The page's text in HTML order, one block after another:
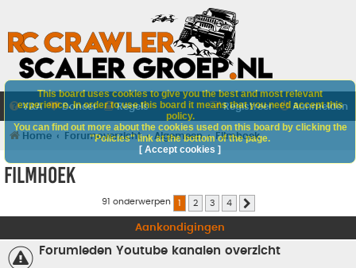
V&A Doneer Regels Aanmelden
Registreer
Home Forumoverzicht Algemeen Filmhoek
Filmhoek
91 onderwerpen 2 3 4
Aankondigingen
Forumleden Youtube kanalen overzicht
This board uses cookies to give you the best and most relevant
experience. In order to use this board it means that you need accept this
policy.
You can find out more about the cookies used on this board by clicking the
"Policies" link at the bottom of the page.
[ Accept cookies ]